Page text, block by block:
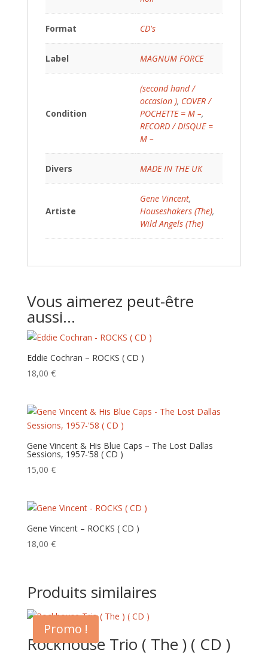
Format CD's
Label MAGNUM FORCE
Condition
(second hand /
occasion ), COVER /
POCHETTE = M –,
RECORD / DISQUE =
M –
Divers MADE IN THE UK
Artiste
Gene Vincent,
Houseshakers (The),
Wild Angels (The)
Vous aimerez peut-être
aussi…
Eddie Cochran – ROCKS ( CD )
18,00 €
Gene Vincent & His Blue Caps – The Lost Dallas
Sessions, 1957-’58 ( CD )
15,00 €
Gene Vincent – ROCKS ( CD )
18,00 €
Produits similaires
Promo !
Rockhouse Trio ( The ) ( CD )